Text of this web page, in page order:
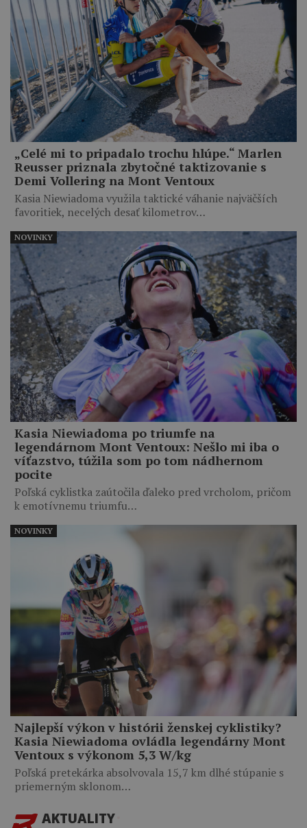
„Celé mi to pripadalo trochu hlúpe.“ Marlen
Reusser priznala zbytočné taktizovanie s
Demi Vollering na Mont Ventoux
Kasia Niewiadoma využila taktické váhanie najväčších
favoritiek, necelých desať kilometrov…
Kasia Niewiadoma po triumfe na
legendárnom Mont Ventoux: Nešlo mi iba o
víťazstvo, túžila som po tom nádhernom
pocite
Poľská cyklistka zaútočila ďaleko pred vrcholom, pričom
k emotívnemu triumfu…
NOVINKY
Najlepší výkon v histórii ženskej cyklistiky?
Kasia Niewiadoma ovládla legendárny Mont
Ventoux s výkonom 5,3 W/kg
Poľská pretekárka absolvovala 15,7 km dlhé stúpanie s
priemerným sklonom…
NOVINKY
AKTUALITY